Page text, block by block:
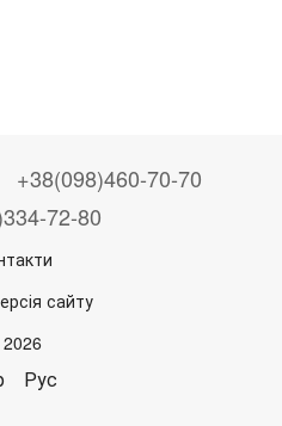
+38(098)460-70-70
72-80
сайту
Рус